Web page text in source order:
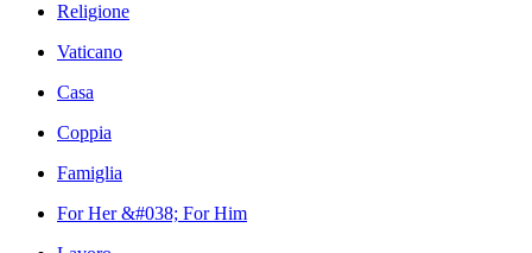
Religione
Vaticano
Casa
Coppia
Famiglia
For Her &#038; For Him